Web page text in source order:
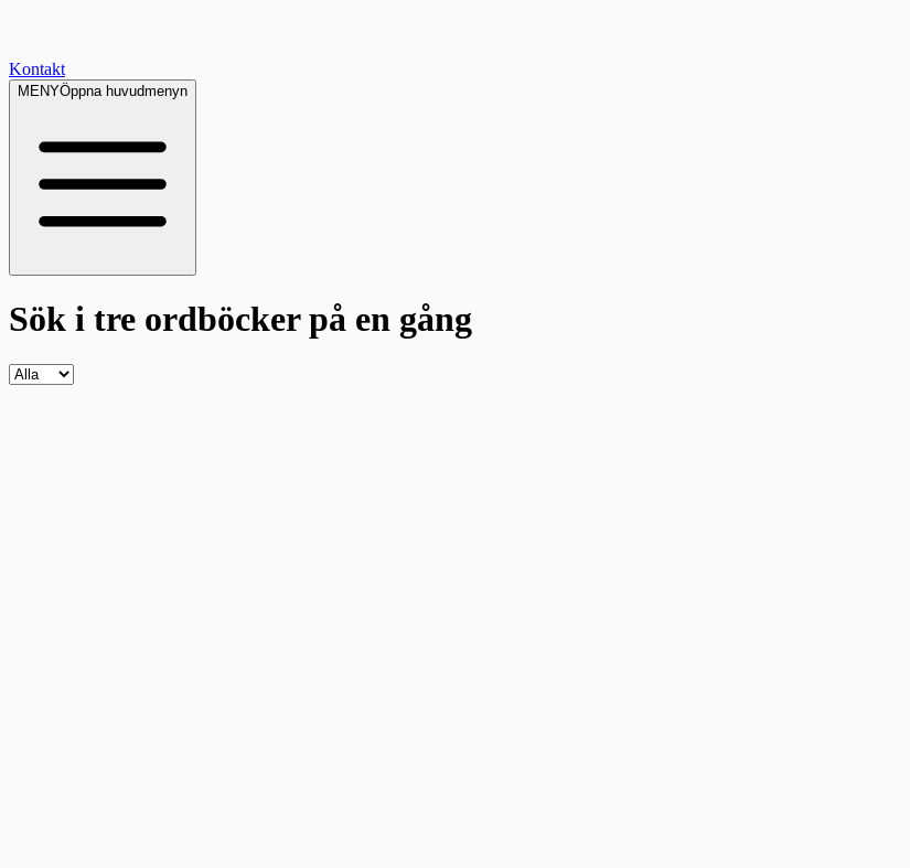
Kontakt
MENYÖppna huvudmenyn
Sök i tre ordböckerpå en gång